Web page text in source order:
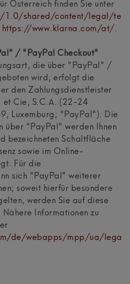
Österreich finden Sie unter
1.0/shared/content/legal/te
https://www.klarna.com/at/.
/ "PayPal Checkout"
die über "PayPal" /
wird, erfolgt die
den Zahlungsdienstleister
et Cie, S.C.A. (22-24
Luxemburg; "PayPal"). Die
über "PayPal" werden Ihnen
bezeichneten Schaltfläche
sowie im Online-
Für die
sich "PayPal" weiterer
soweit hierfür besondere
werden Sie auf diese
Informationen zu
de/webapps/mpp/ua/lega